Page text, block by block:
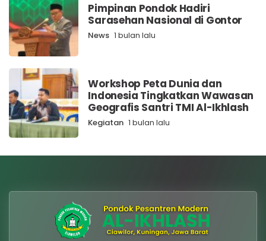
Pimpinan Pondok Hadiri
Sarasehan Nasional di Gontor
News 1 bulan lalu
Workshop Peta Dunia dan
Indonesia Tingkatkan Wawasan
Geografis Santri TMI Al-Ikhlash
Kegiatan 1 bulan lalu